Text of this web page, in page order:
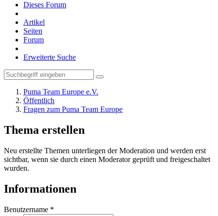
Dieses Forum
Artikel
Seiten
Forum
Erweiterte Suche
Puma Team Europe e.V.
Öffentlich
Fragen zum Puma Team Europe
Thema erstellen
Neu erstellte Themen unterliegen der Moderation und werden erst
sichtbar, wenn sie durch einen Moderator geprüft und freigeschaltet
wurden.
Informationen
Benutzername *